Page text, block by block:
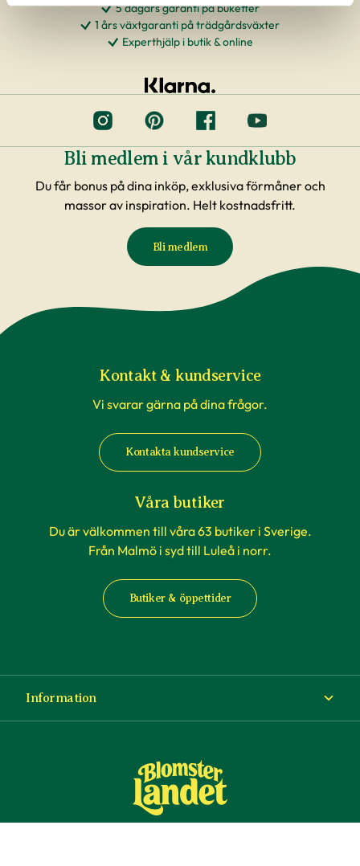
5 dagars garanti på buketter
1 års växtgaranti på trädgårdsväxter
Experthjälp i butik & online
Bli medlem i vår kundklubb
Du får bonus på dina inköp, exklusiva förmåner och
massor av inspiration. Helt kostnadsfritt.
Bli medlem
Kontakt & kundservice
Vi svarar gärna på dina frågor.
Kontakta kundservice
Våra butiker
Du är välkommen till våra 63 butiker i Sverige.
Från Malmö i syd till Luleå i norr.
Butiker & öppettider
Information
Köp- och leveransvillkor